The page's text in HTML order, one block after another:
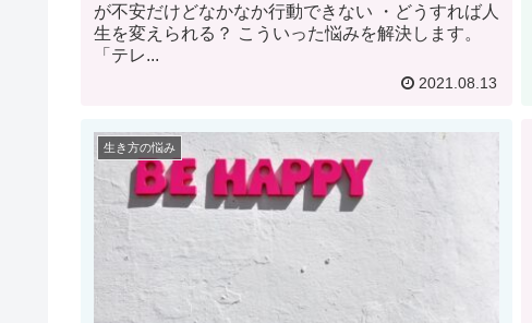
が不安だけどなかなか行動できない ・どうすれば人
生を変えられる？ こういった悩みを解決します。
「テレ...
2021.08.13
生き方の悩み